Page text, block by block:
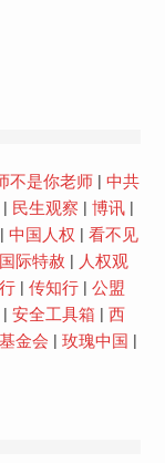
不是你老师| 中共
民生观察 博讯|
中国人权
看不见
国际特赦
人权观
| 传知行| 公盟
安全工具箱
西
金会 玫瑰中国